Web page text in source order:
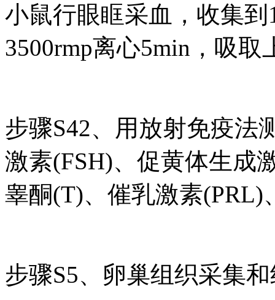
小鼠行眼眶采血，收集
3500rmp离心5min，吸
步骤S42、用放射免疫法
激素(FSH)、促黄体生成
睾酮(T)、催乳激素
步骤S5、卵巢组织采集